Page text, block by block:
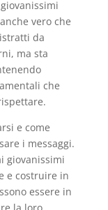
vero che
da
ma sta
che
e come
i messaggi.
giovanissimi
e costruire in
essere in